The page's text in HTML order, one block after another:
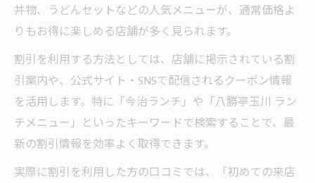
丼物、うどんセットなどの人気メニューが、通常価格よ
りもお得に楽しめる店舗が多く見られます。
割引を利用する方法としては、店舗に掲示されている割
引案内や、公式サイト・SNSで配信されるクーポン情報
を活用します。特に「今治ランチ」や「八勝亭玉川 ラン
チメニュー」といったキーワードで検索することで、最
新の割引情報を効率よく取得できます。
実際に割引を利用した方の口コミでは、「初めての来店